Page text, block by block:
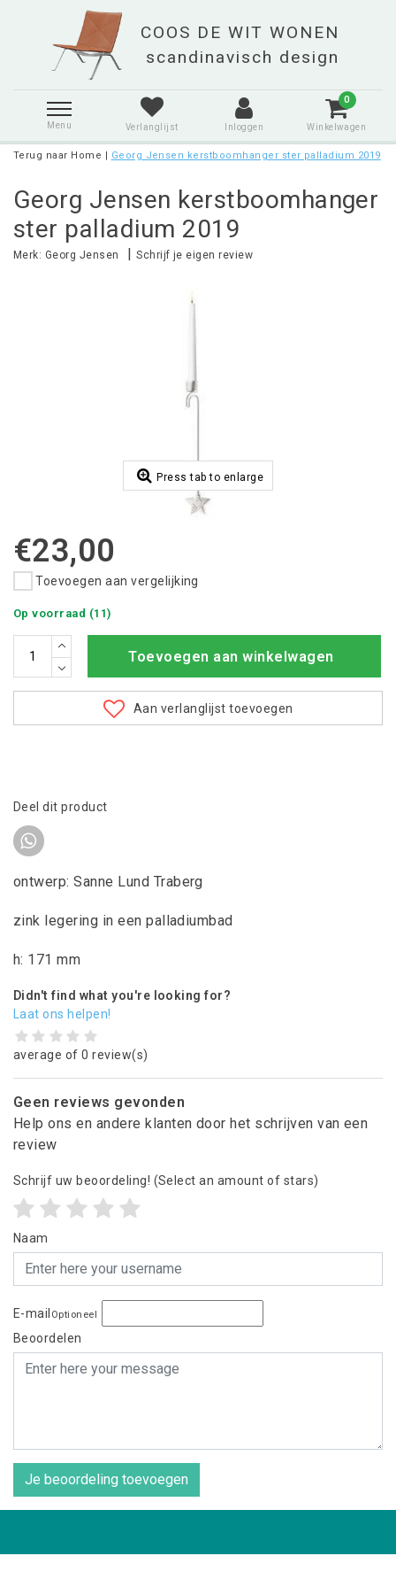
Menu Verlanglijst Inloggen
0
Winkelwagen
Terug naar Home | Georg Jensen kerstboomhanger ster palladium 2019
Georg Jensen kerstboomhanger
ster palladium 2019
Merk: Georg Jensen |Schrijf je eigen review
Press tab to enlarge
€23,00
Toevoegen aan vergelijking
Op voorraad (11)
Toevoegen aan winkelwagen
Aan verlanglijst toevoegen
Deel dit product
ontwerp: Sanne Lund Traberg
zink legering in een palladiumbad
h: 171 mm
Didn't find what you're looking for?
Laat ons helpen!
average of 0 review(s)
Geen reviews gevonden
Help ons en andere klanten door het schrijven van een
review
Schrijf uw beoordeling! (Select an amount of stars)
Naam
E-mail Optioneel
Beoordelen
Je beoordeling toevoegen